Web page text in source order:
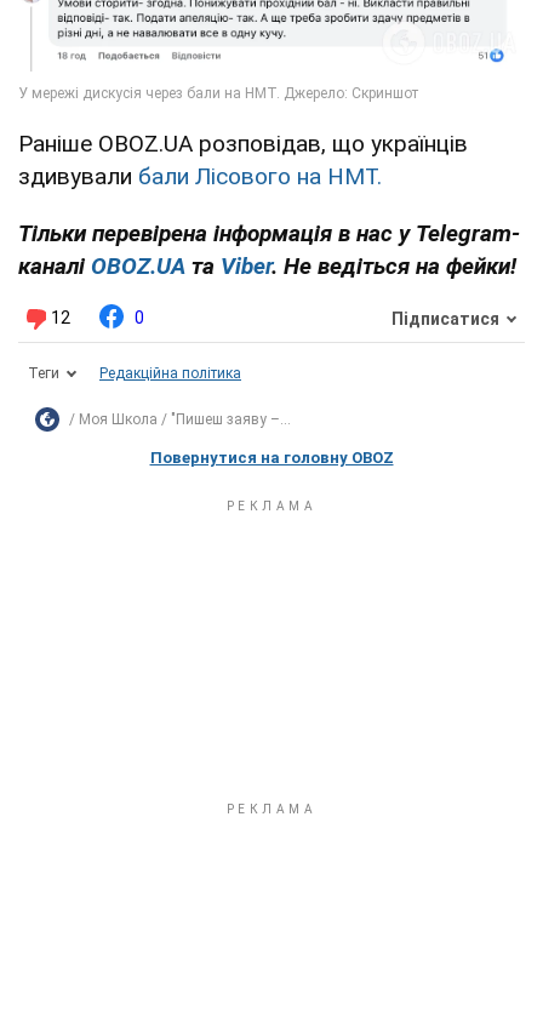
Раніше OBOZ.UA розповідав, що українців
здивували бали Лісового на НМТ.
Тільки перевірена інформація в нас у Telegram-
каналі OBOZ.UA та Viber. Не ведіться на фейки!
12 0 Підписатися
Теги Редакційна політика
Моя Школа "Пишеш заяву –...
Повернутися на головну OBOZ